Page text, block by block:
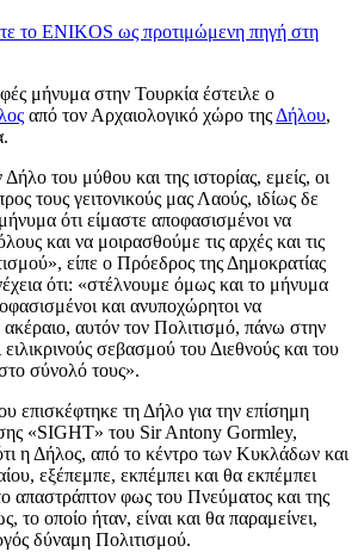
το ENIKOS ως προτιμώμενη πηγή στη
μήνυμα στην Τουρκία έστειλε ο
από τον Αρχαιολογικό χώρο της Δήλου,
του μύθου και της ιστορίας, εμείς, οι
τους γειτονικούς μας Λαούς, ιδίως δε
ότι είμαστε αποφασισμένοι να
και να μοιρασθούμε τις αρχές και τις
είπε ο Πρόεδρος της Δημοκρατίας
ότι: «στέλνουμε όμως και το μήνυμα
και ανυποχώρητοι να
αυτόν τον Πολιτισμό, πάνω στην
σεβασμού του Διεθνούς και του
σύνολό τους».
επισκέφτηκε τη Δήλο για την επίσημη
«SIGHT» του Sir Antony Gormley,
η Δήλος, από το κέντρο των Κυκλάδων και
εξέπεμπε, εκπέμπει και θα εκπέμπει
απαστράπτον φως του Πνεύματος και της
το οποίο ήταν, είναι και θα παραμείνει,
δύναμη Πολιτισμού.